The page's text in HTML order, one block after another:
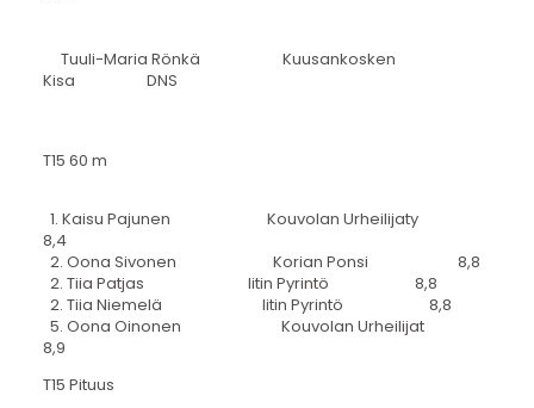
Tuuli-Maria Rönkä Kuusankosken
Kisa DNS
T15 60 m
1. Kaisu Pajunen Kouvolan Urheilijaty
8,4
2. Oona Sivonen Korian Ponsi 8,8
2. Tiia Patjas Iitin Pyrintö 8,8
2. Tiia Niemelä Iitin Pyrintö 8,8
5. Oona Oinonen Kouvolan Urheilijat
8,9
T15 Pituus